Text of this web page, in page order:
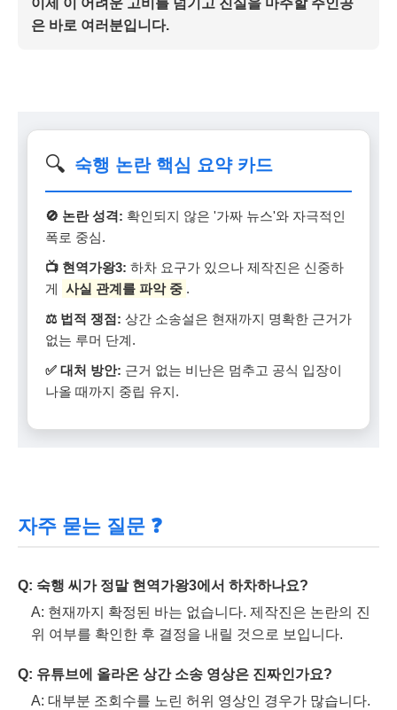
이제 이 어려운 고비를 넘기고 진실을 마주할 주인공
은 바로 여러분입니다.
🔍 숙행 논란 핵심 요약 카드
🚫 논란 성격: 확인되지 않은 '가짜 뉴스'와 자극적인
폭로 중심.
📺 현역가왕3: 하차 요구가 있으나 제작진은 신중하
게 사실 관계를 파악 중 .
⚖️ 법적 쟁점: 상간 소송설은 현재까지 명확한 근거가
없는 루머 단계.
✅ 대처 방안: 근거 없는 비난은 멈추고 공식 입장이
나올 때까지 중립 유지.
자주 묻는 질문 ❓
Q: 숙행 씨가 정말 현역가왕3에서 하차하나요?
A: 현재까지 확정된 바는 없습니다. 제작진은 논란의 진
위 여부를 확인한 후 결정을 내릴 것으로 보입니다.
Q: 유튜브에 올라온 상간 소송 영상은 진짜인가요?
A: 대부분 조회수를 노린 허위 영상인 경우가 많습니다.